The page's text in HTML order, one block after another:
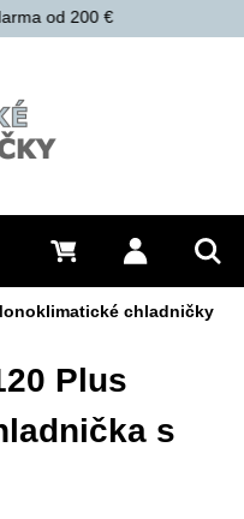
Prihlásiť
0 €
od 200 €
chladničky
Plus
s